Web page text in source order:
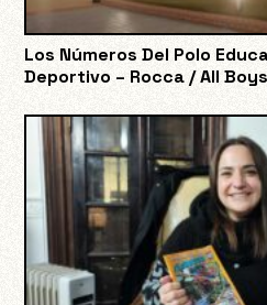
Los Números Del Polo
Deportivo – Rocca / All Boys